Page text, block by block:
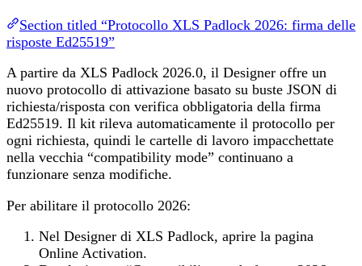
Section titled “Protocollo XLS Padlock 2026: firma delle
risposte Ed25519”
A partire da XLS Padlock 2026.0, il Designer offre un
nuovo protocollo di attivazione basato su buste JSON di
richiesta/risposta con verifica obbligatoria della firma
Ed25519. Il kit rileva automaticamente il protocollo per
ogni richiesta, quindi le cartelle di lavoro impacchettate
nella vecchia “compatibility mode” continuano a
funzionare senza modifiche.
Per abilitare il protocollo 2026:
Nel Designer di XLS Padlock, aprire la pagina
Online Activation.